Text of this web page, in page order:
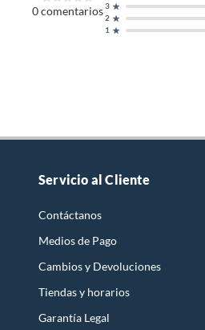
0comentarios
1
2
3
Servicio al Cliente
Contáctanos
Medios de Pago
Cambios y Devoluciones
Tiendas y horarios
Garantía Legal